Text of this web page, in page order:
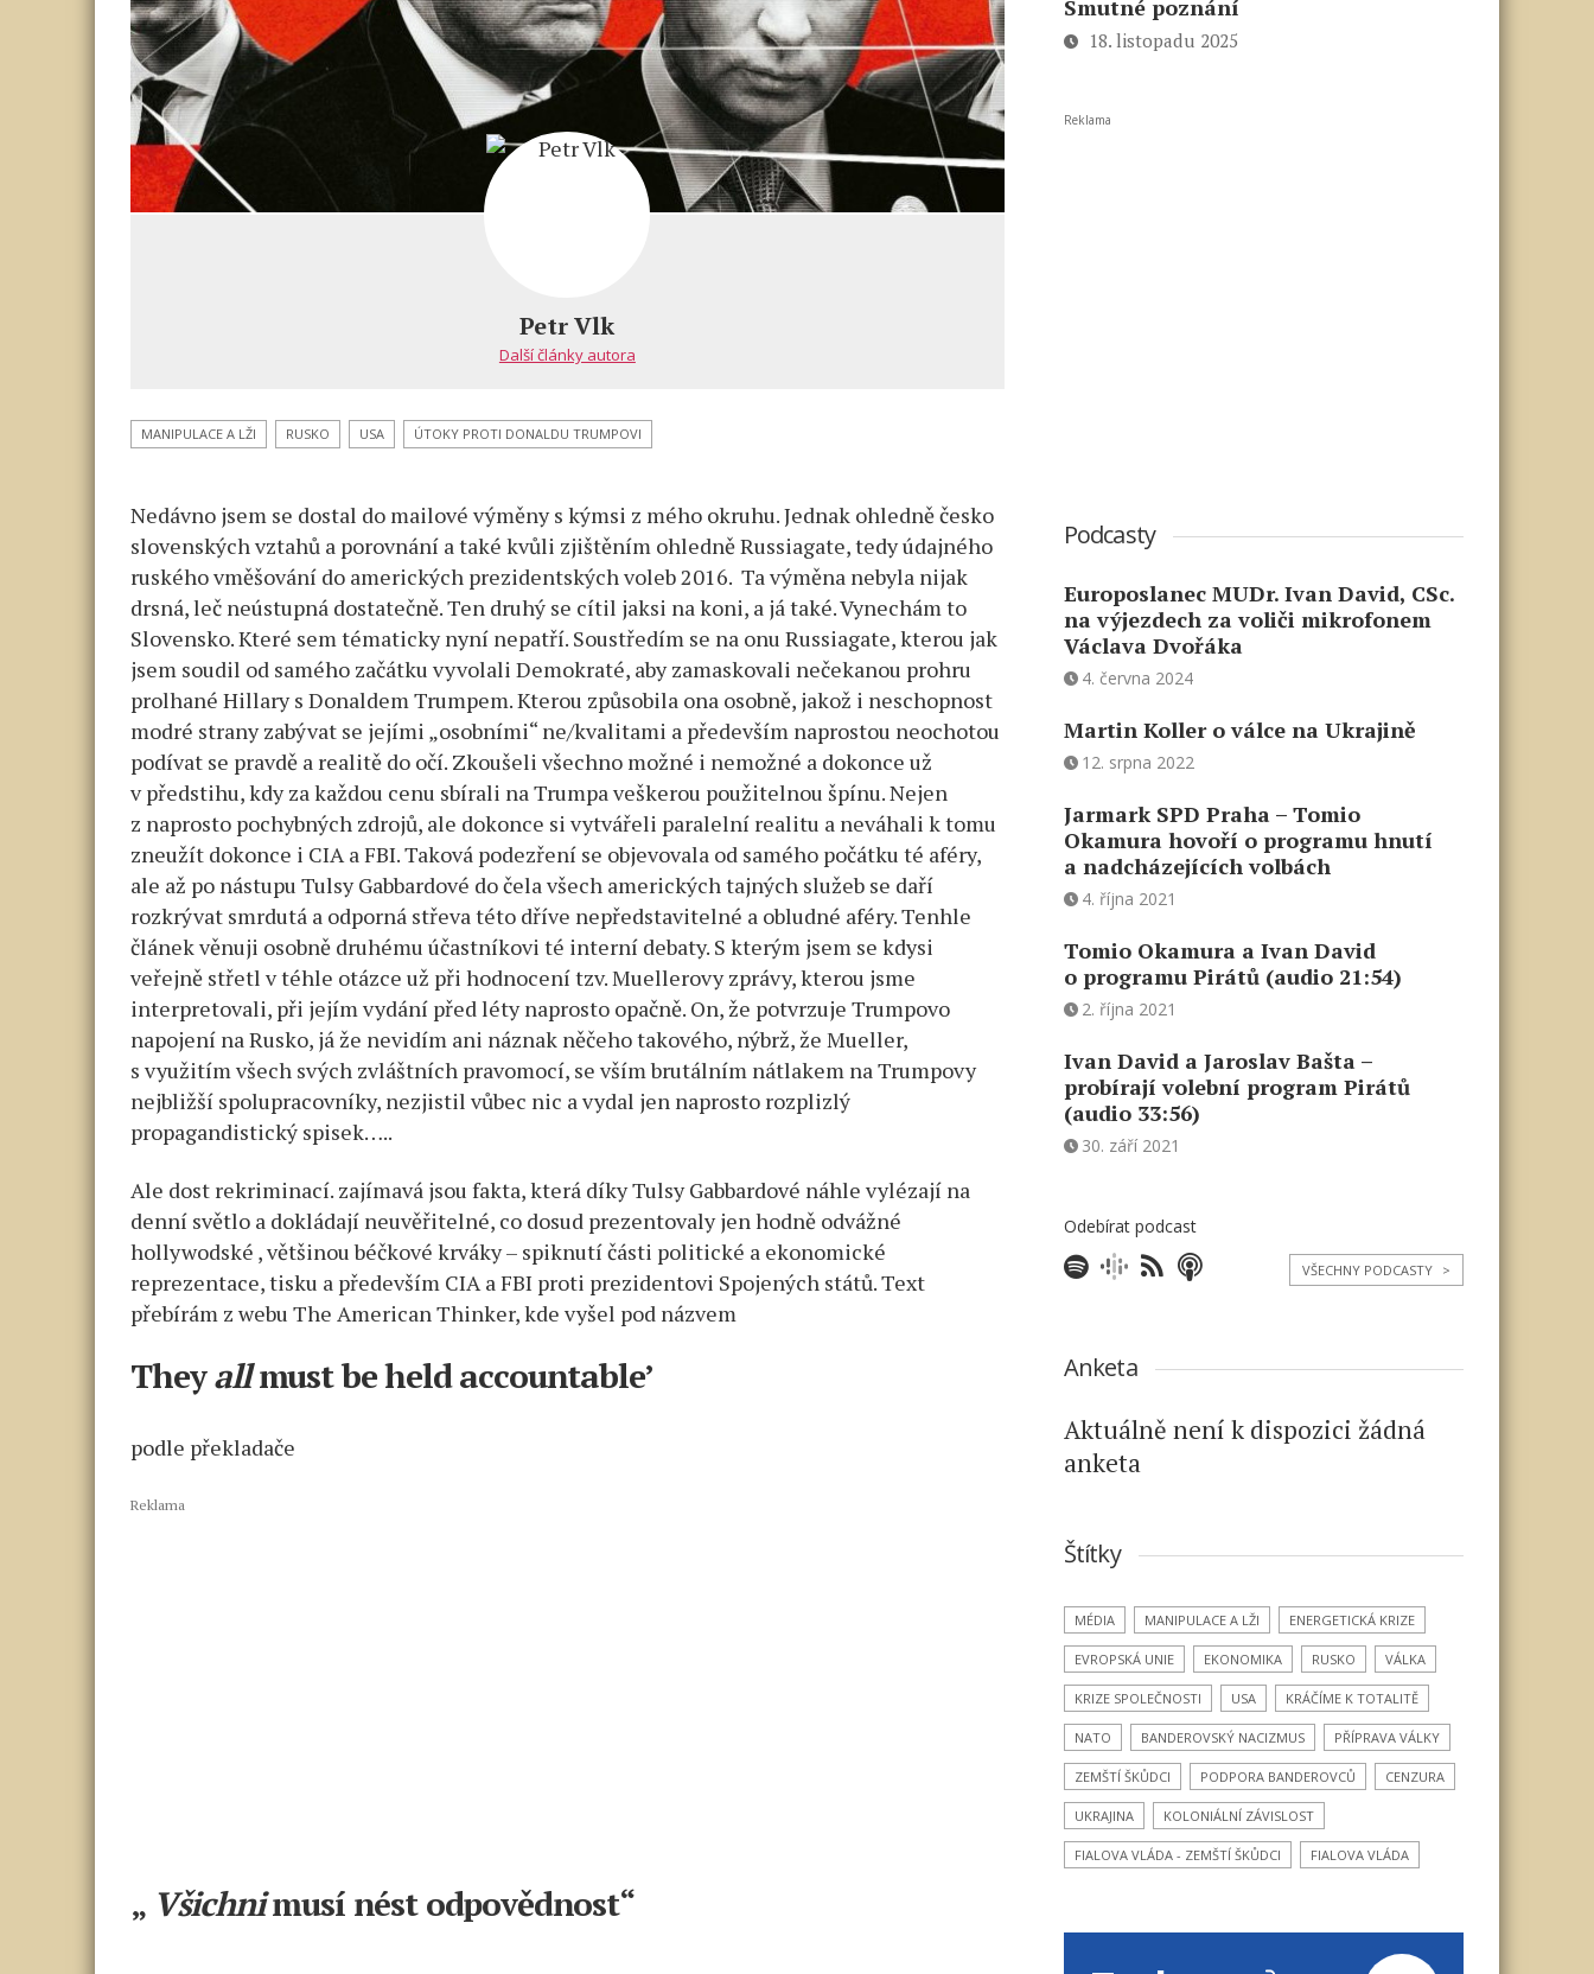
Petr Vlk
Další články autora
MANIPULACE A LŽI RUSKO USA ÚTOKY PROTI DONALDU TRUMPOVI
Nedávno jsem se dostal do mailové výměny s kýmsi z mého okruhu. Jednak ohledně česko
slovenských vztahů a porovnání a také kvůli zjištěním ohledně Russiagate, tedy údajného
ruského vměšování do amerických prezidentských voleb 2016. Ta výměna nebyla nijak
drsná, leč neústupná dostatečně. Ten druhý se cítil jaksi na koni, a já také. Vynechám to
Slovensko. Které sem tématicky nyní nepatří. Soustředím se na onu Russiagate, kterou jak
jsem soudil od samého začátku vyvolali Demokraté, aby zamaskovali nečekanou prohru
prolhané Hillary s Donaldem Trumpem. Kterou způsobila ona osobně, jakož i neschopnost
modré strany zabývat se jejími „osobními“ ne/kvalitami a především naprostou neochotou
podívat se pravdě a realitě do očí. Zkoušeli všechno možné i nemožné a dokonce už
v předstihu, kdy za každou cenu sbírali na Trumpa veškerou použitelnou špínu. Nejen
z naprosto pochybných zdrojů, ale dokonce si vytvářeli paralelní realitu a neváhali k tomu
zneužít dokonce i CIA a FBI. Taková podezření se objevovala od samého počátku té aféry,
ale až po nástupu Tulsy Gabbardové do čela všech amerických tajných služeb se daří
rozkrývat smrdutá a odporná střeva této dříve nepředstavitelné a obludné aféry. Tenhle
článek věnuji osobně druhému účastníkovi té interní debaty. S kterým jsem se kdysi
veřejně střetl v téhle otázce už při hodnocení tzv. Muellerovy zprávy, kterou jsme
interpretovali, při jejím vydání před léty naprosto opačně. On, že potvrzuje Trumpovo
napojení na Rusko, já že nevidím ani náznak něčeho takového, nýbrž, že Mueller,
s využitím všech svých zvláštních pravomocí, se vším brutálním nátlakem na Trumpovy
nejbližší spolupracovníky, nezjistil vůbec nic a vydal jen naprosto rozplizlý
propagandistický spisek…..
Ale dost rekriminací. zajímavá jsou fakta, která díky Tulsy Gabbardové náhle vylézají na
denní světlo a dokládají neuvěřitelné, co dosud prezentovaly jen hodně odvážné
hollywodské , většinou béčkové krváky – spiknutí části politické a ekonomické
reprezentace, tisku a především CIA a FBI proti prezidentovi Spojených států. Text
přebírám z webu The American Thinker, kde vyšel pod názvem
Theyallmust be held accountable’
podle překladače
Reklama
„ Všichnimusí nést odpovědnost“
Smutné poznání
18. listopadu 2025
Reklama
Podcasty
Europoslanec MUDr. Ivan David, CSc.
na výjezdech za voliči mikrofonem
Václava Dvořáka
4. června 2024
Martin Koller o válce na Ukrajině
12. srpna 2022
Jarmark SPD Praha – Tomio
Okamura hovoří o programu hnutí
a nadcházejících volbách
4. října 2021
Tomio Okamura a Ivan David
o programu Pirátů (audio 21:54)
2. října 2021
Ivan David a Jaroslav Bašta –
probírají volební program Pirátů
(audio 33:56)
30. září 2021
Odebírat podcast
VŠECHNY PODCASTY >
Anketa
Aktuálně není k dispozici žádná
anketa
Štítky
MÉDIA MANIPULACE A LŽI ENERGETICKÁ KRIZE
EVROPSKÁ UNIE EKONOMIKA RUSKO VÁLKA
KRIZE SPOLEČNOSTI USA KRÁČÍME K TOTALITĚ
NATO BANDEROVSKÝ NACIZMUS PŘÍPRAVA VÁLKY
ZEMŠTÍ ŠKŮDCI PODPORA BANDEROVCŮ CENZURA
UKRAJINA KOLONIÁLNÍ ZÁVISLOST
FIALOVA VLÁDA - ZEMŠTÍ ŠKŮDCI FIALOVA VLÁDA